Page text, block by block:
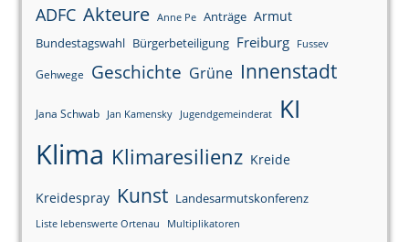
ADFC Akteure Anne Pe Anträge Armut
Bundestagswahl Bürgerbeteiligung Freiburg Fussev
Gehwege Geschichte Grüne Innenstadt
Jana Schwab Jan Kamensky Jugendgemeinderat KI
Klima Klimaresilienz Kreide
Kreidespray Kunst Landesarmutskonferenz
Liste lebenswerte Ortenau Multiplikatoren